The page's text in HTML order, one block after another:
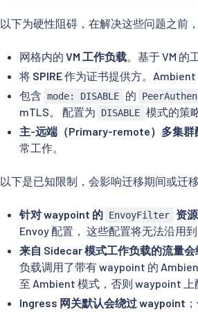
以下为硬性阻碍，在解决这些问题之前
网格内的 VM 工作负载。基于 VM 的
将 SPIRE作为证书提供方。Ambient
包含 mode: DISABLE 的
mTLS。 配置为
DISABLE 模式的策
主-远端（Primary-remote）多集群
常工作。
以下是已知限制，会影响迁移期间或迁
针对 waypoint 的 EnvoyFilter 资
Envoy 配置， 这些配置将无法沿用
来自 Sidecar 模式工作负载的流量
负载调用了带有 waypoint 的
至 Ambient 模式，否则 waypoint 上
Ingress 网关默认会绕过 waypoint